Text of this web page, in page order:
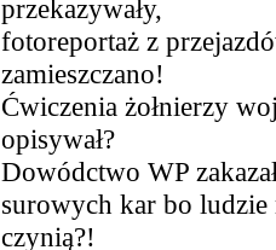
przekazywały,
fotoreportaż z
zamieszczano!
Ćwiczenia żołnierzy
opisywał?
Dowódctwo WP
surowych kar bo
czynią?!